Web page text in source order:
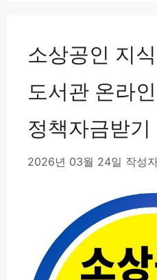
소상공인 지
도서관 온라
정책자금받기
2026년 03월 24일 작성